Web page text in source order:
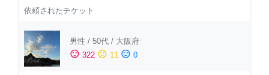
依頼されたチケット
男性 / 50代 / 大阪府
sentiment_satisfied 322 sentiment_neutral 11 sentiment_dissatisfied 0